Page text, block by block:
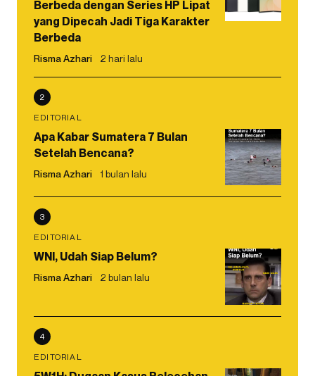
Berbeda dengan Series HP Lipat
yang Dipecah Jadi Tiga Karakter
Berbeda
Risma Azhari 2 hari lalu
2
EDITORIAL
Apa Kabar Sumatera 7 Bulan
Setelah Bencana?
Risma Azhari 1 bulan lalu
3
EDITORIAL
WNI, Udah Siap Belum?
Risma Azhari 2 bulan lalu
4
EDITORIAL